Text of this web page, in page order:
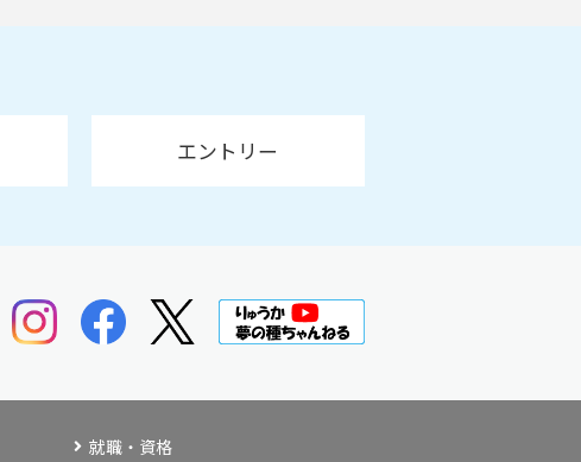
エントリー
就職・資格